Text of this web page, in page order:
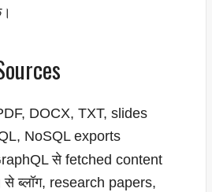
DOCX, TXT, slides
NoSQL exports
से fetched content
ब्लॉग, research papers,